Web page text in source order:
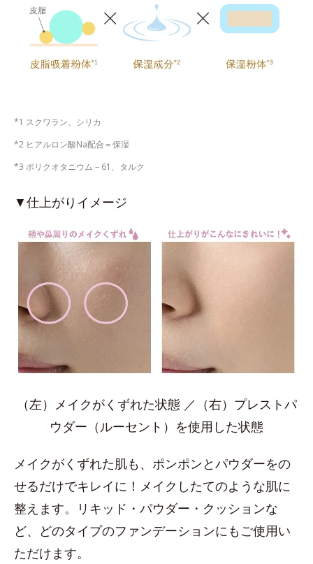
*1 スクワラン、シリカ
*2 ヒアルロン酸Na配合＝保湿
*3 ポリクオタニウム－61、タルク
▼仕上がりイメージ
（左）メイクがくずれた状態 ／（右）プレストパ
ウダー（ルーセント）を使用した状態
メイクがくずれた肌も、ポンポンとパウダーをの
せるだけでキレイに！メイクしたてのような肌に
整えます。リキッド・パウダー・クッションな
ど、どのタイプのファンデーションにもご使用い
ただけます。